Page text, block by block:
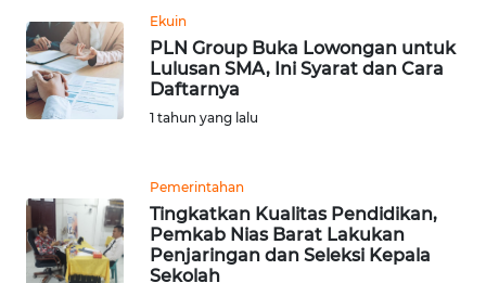
Ekuin
PLN Group Buka Lowongan untuk
Lulusan SMA, Ini Syarat dan Cara
Daftarnya
1 tahun yang lalu
Pemerintahan
Tingkatkan Kualitas Pendidikan,
Pemkab Nias Barat Lakukan
Penjaringan dan Seleksi Kepala
Sekolah
WN
SUMUT
WN
JABAR
WN